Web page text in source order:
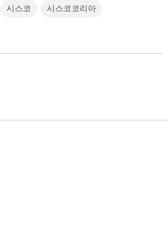
시스코 시스코코리아